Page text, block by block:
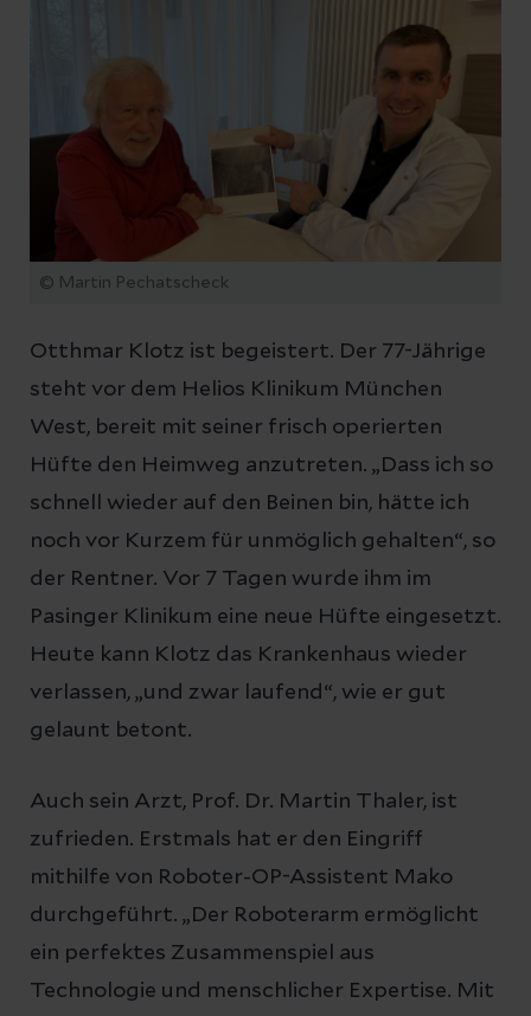
© Martin Pechatscheck
Otthmar Klotz ist begeistert. Der 77-Jährige
steht vor dem Helios Klinikum München
West, bereit mit seiner frisch operierten
Hüfte den Heimweg anzutreten. „Dass ich so
schnell wieder auf den Beinen bin, hätte ich
noch vor Kurzem für unmöglich gehalten“, so
der Rentner. Vor 7 Tagen wurde ihm im
Pasinger Klinikum eine neue Hüfte eingesetzt.
Heute kann Klotz das Krankenhaus wieder
verlassen, „und zwar laufend“, wie er gut
gelaunt betont.
Auch sein Arzt, Prof. Dr. Martin Thaler, ist
zufrieden. Erstmals hat er den Eingriff
mithilfe von Roboter-OP-Assistent Mako
durchgeführt. „Der Roboterarm ermöglicht
ein perfektes Zusammenspiel aus
Technologie und menschlicher Expertise. Mit